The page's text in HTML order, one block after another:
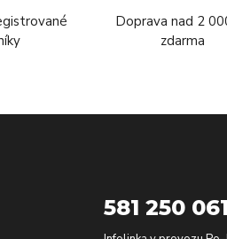
Doprava nad 2
zdarma
581 250 061